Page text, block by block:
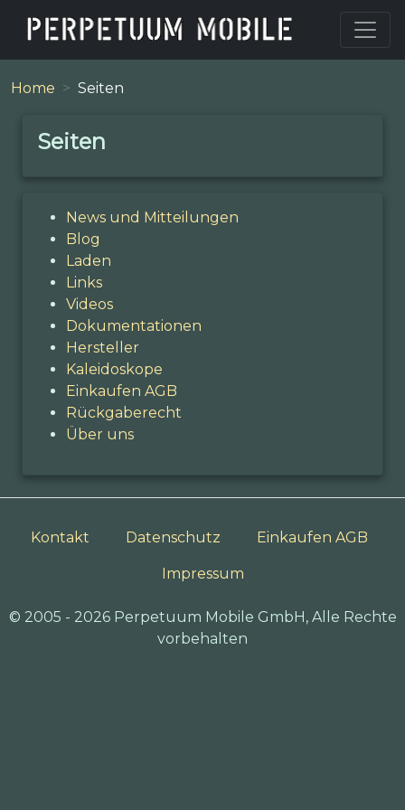
Home Seiten
Seiten
News und Mitteilungen
Blog
Laden
Links
Videos
Dokumentationen
Hersteller
Kaleidoskope
Einkaufen AGB
Rückgaberecht
Über uns
Kontakt Datenschutz Einkaufen AGB
Impressum
© 2005 - 2026 Perpetuum Mobile GmbH, Alle Rechte
vorbehalten